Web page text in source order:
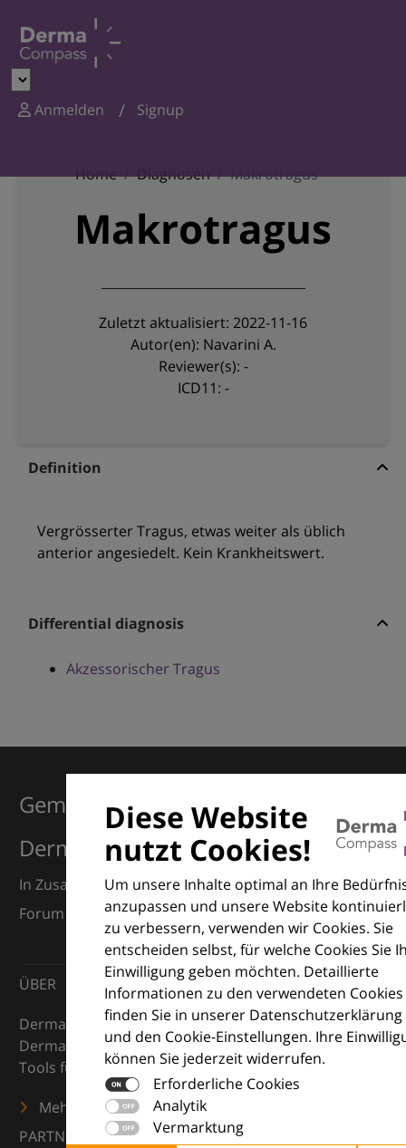
Anmelden Signup
Home Diagnosen Makrotragus
Makrotragus
Zuletzt aktualisiert: 2022-11-16
Autor(en): Navarini A.
Reviewer(s): -
ICD11: -
Definition
Vergrösserter Tragus, etwas weiter als üblich
anterior angesiedelt. Kein Krankheitswert.
Differential diagnosis
Akzessorischer Tragus
Diese Website
nutzt Cookies!
Um unsere Inhalte optimal an Ihre
anzupassen und unsere Website
zu verbessern, verwenden wir Cookies. Sie
entscheiden selbst, für welche Cookies Sie
Einwilligung geben möchten. Detaillierte
Informationen zu den verwendeten Cookies
finden Sie in unserer Datenschutzerklärung
und den Cookie-Einstellungen. Ihre
können Sie jederzeit widerrufen.
Erforderliche Cookies
Analytik
Vermarktung
Gemeinsam für Exzellenz in der
Dermatologie
In Zusammenarbeit mit dem European Dermatology
Forum (EDF) und Euroderm Excellence
ÜBER
DermaCompass ist Ihr digitaler Kompass für die
Dermatologie – mit Wissen, Bildern und praktischen
Tools für den klinischen Alltag.
Mehr erfahren
PARTNER